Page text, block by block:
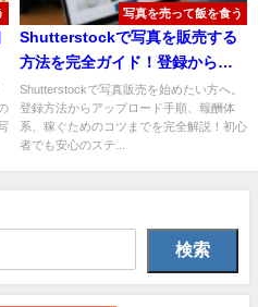
写真を売って飯を食う
Shutterstockで写真を販売する
方法を完全ガイド！登録から収
益化までのステップ
Shutterstockで写真販売を始めたい方へ。
登録方法からアップロード手順、報酬体
系、稼ぐためのコツまでを完全解説！初心
者でも安心のステ...
検索